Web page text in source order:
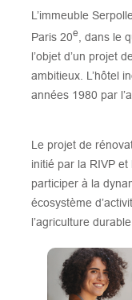
L’immeuble
Paris 20e , dans le
l’objet d’un projet
ambitieux. L’hôtel
années 1980 par
Le projet de
initié par la RIVP
participer à la
écosystème
l’agriculture